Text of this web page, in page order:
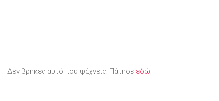
Δεν βρήκες αυτό που ψάχνεις; Πάτησε εδώ